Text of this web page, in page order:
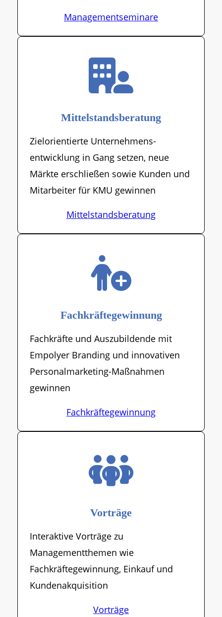
Managementseminare
Mittelstandsberatung
Zielorientierte Unternehmens­
entwicklung in Gang setzen, neue
Märkte erschließen sowie Kunden und
Mitarbeiter für KMU gewinnen
Mittelstandsberatung
Fachkräftegewinnung
Fachkräfte und Auszubildende mit
Empolyer Branding und innovativen
Personalmarketing-Maßnahmen
gewinnen
Fachkräftegewinnung
Vorträge
Interaktive Vorträge zu
Managementthemen wie
Fachkräftegewinnung, Einkauf und
Kundenakquisition
Vorträge